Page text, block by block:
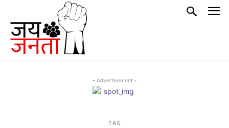
- Advertisement -
TAG